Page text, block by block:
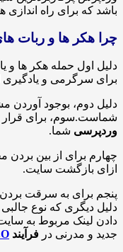
برای راه اندازی هر
ها و ربات های هک
حمله هکر ها و یا ربات
و یادگیری است.
بوجود آوردن مشکل
برای قرار دادن
شما.
از بین بردن
سایت.
به سرقت بردن
که نوع جالبی ازهک
مربوط به سایت خود
درفرآیندSEO